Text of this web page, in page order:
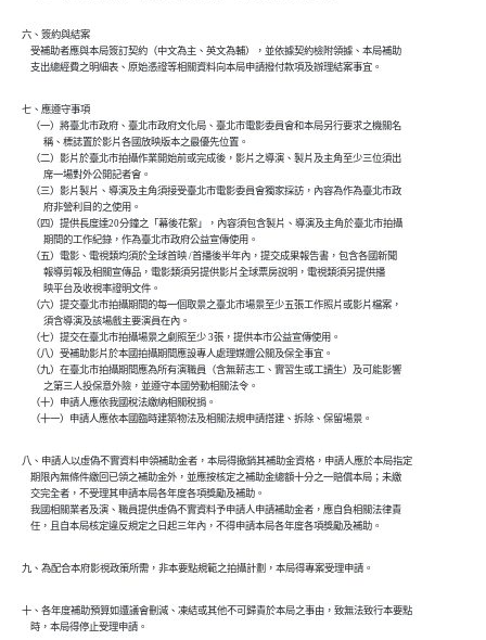
六、簽約與結案
    受補助者應與本局簽訂契約（中文為主、英文為輔），並依據契約檢附領據、本局補助
    支出總經費之明細表、原始憑證等相關資料向本局申請撥付款項及辦理結案事宜。
七、應遵守事項
    （一）將臺北市政府、臺北市政府文化局、臺北市電影委員會和本局另行要求之機關名
          稱、標誌置於影片各國放映版本之最優先位置。
    （二）影片於臺北市拍攝作業開始前或完成後，影片之導演、製片及主角至少三位須出
          席一場對外公開記者會。
    （三）影片製片、導演及主角須接受臺北市電影委員會獨家採訪，內容為作為臺北市政
          府非營利目的之使用。
    （四）提供長度達20分鐘之「幕後花絮」，內容須包含製片、導演及主角於臺北市拍攝
          期間的工作紀錄，作為臺北市政府公益宣傳使用。
    （五）電影、電視類均須於全球首映 /首播後半年內，提交成果報告書，包含各國新聞
          報導剪報及相關宣傳品，電影類須另提供影片全球票房說明，電視類須另提供播
          映平台及收視率證明文件。
    （六）提交臺北市拍攝期間的每一個取景之臺北市場景至少五張工作照片或影片檔案，
          須含導演及該場戲主要演員在內。
    （七）提交在臺北市拍攝場景之劇照至少 3張，提供本市公益宣傳使用。
    （八）受補助影片於本國拍攝期間應設專人處理媒體公關及保全事宜。
    （九）在臺北市拍攝期間應為所有演職員（含無薪志工、實習生或工讀生）及可能影響
          之第三人投保意外險，並遵守本國勞動相關法令。
    （十）申請人應依我國稅法繳納相關稅捐。
    （十一）申請人應依本國臨時建築物法及相關法規申請搭建、拆除、保留場景。
八、申請人以虛偽不實資料申領補助金者，本局得撤銷其補助金資格，申請人應於本局指定
    期限內無條件繳回已領之補助金外，並應按核定之補助金總額十分之一賠償本局；未繳
    交完全者，不受理其申請本局各年度各項獎勵及補助。
    我國相關業者及演、職員提供虛偽不實資料予申請人申請補助金者，應自負相關法律責
    任，且自本局核定違反規定之日起三年內，不得申請本局各年度各項獎勵及補助。
九、為配合本府影視政策所需，非本要點規範之拍攝計劃，本局得專案受理申請。
十、各年度補助預算如遭議會刪減、凍結或其他不可歸責於本局之事由，致無法致行本要點
    時，本局得停止受理申請。